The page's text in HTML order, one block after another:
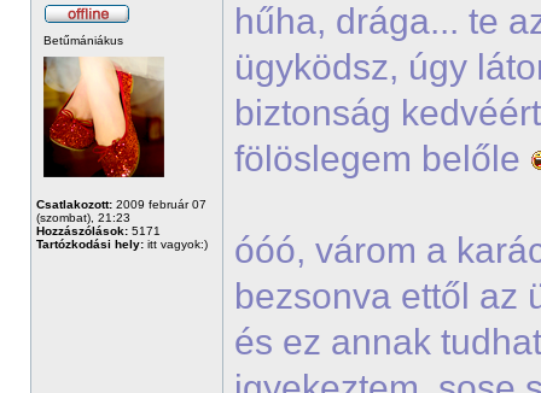
Betűmániákus
Csatlakozott: 2009 február 07
(szombat), 21:23
Hozzászólások: 5171
Tartózkodási hely: itt vagyok:)
hűha, drága... te
ügyködsz, úgy
biztonság
fölöslegem belőle
óóó, várom a
bezsonva ettől az
és ez annak